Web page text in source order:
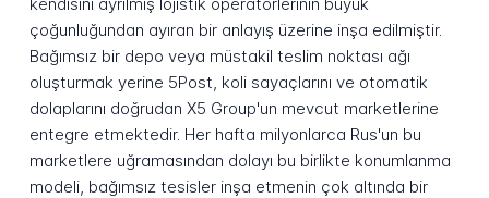
çoğunluğundan ayıran bir anlayış üzerine inşa edilmiştir.
Bağımsız bir depo veya müstakil teslim noktası ağı
oluşturmak yerine 5Post, koli sayaçlarını ve otomatik
dolaplarını doğrudan X5 Group'un mevcut marketlerine
entegre etmektedir. Her hafta milyonlarca Rus'un bu
marketlere uğramasından dolayı bu birlikte konumlanma
modeli, bağımsız tesisler inşa etmenin çok altında bir